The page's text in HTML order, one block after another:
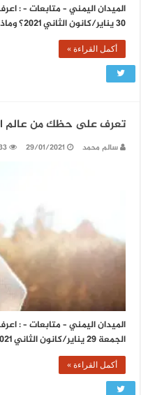
الميدان اليمني – متابعات – :
30 يناير/كانون الثاني 2021؟ وماذا يخبئ لك …
أكمل القراءة »
تعرف على حظك من عالم الابراج
سالم محمد 29/01/2021
الميدان اليمني – متابعات – :
الجمعة 29 يناير/كانون الثاني 2021؟ وماذا يخبئ …
أكمل القراءة »